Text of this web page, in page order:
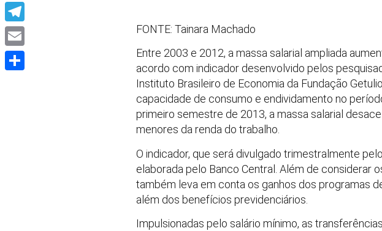
FONTE: Tainara Machado
Entre 2003 e 2012, a massa salarial ampliada
acordo com indicador desenvolvido pelos
Instituto Brasileiro de Economia da Fundação
capacidade de consumo e endividamento no
primeiro semestre de 2013, a massa salarial
menores da renda do trabalho.
O indicador, que será divulgado trimestralmente
elaborada pelo Banco Central. Além de considerar
também leva em conta os ganhos dos programas
além dos benefícios previdenciários.
Impulsionadas pelo salário mínimo, as
WhatsApp
Telegram
Email